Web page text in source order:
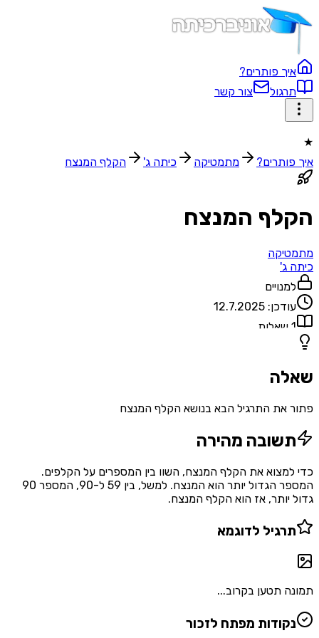
איך פותרים?
תרגול
צור קשר
★
איך פותרים?
מתמטיקה כיתה ג' הקלף המנצח
הקלף המנצח
מתמטיקה
כיתה ג'
למנויים
עודכן: 12.7.2025
1 שאלות
שאלה
פתור את התרגיל הבא בנושא הקלף המנצח
תשובה מהירה
כדי למצוא את הקלף המנצח, השוו בין המספרים על הקלפים.
המספר הגדול יותר הוא המנצח. למשל, בין 59 ל-90, המספר 90
גדול יותר, אז הוא הקלף המנצח.
תרגיל לדוגמא
תמונה תטען בקרוב...
נקודות מפתח לזכור